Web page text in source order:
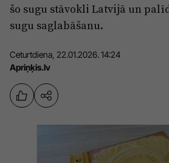
Ģimene
Vide
Sports
Pierīga
šo sugu stāvokli Latvijā un
sugu saglabāšanu.
Ceturtdiena, 22.01.2026. 14:24
Apriņķis.lv